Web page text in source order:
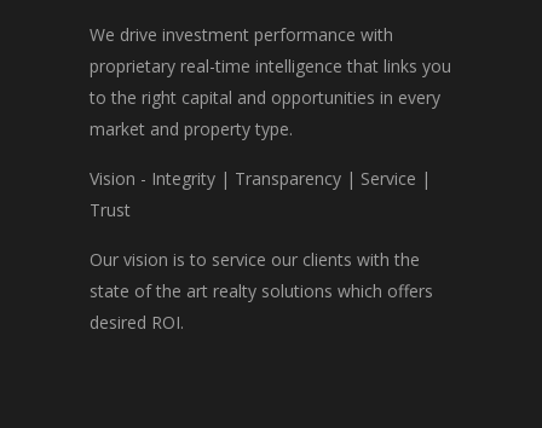
We drive investment performance with
proprietary real-time intelligence that links you
to the right capital and opportunities in every
market and property type.
Vision - Integrity | Transparency | Service |
Trust
Our vision is to service our clients with the
state of the art realty solutions which offers
desired ROI.